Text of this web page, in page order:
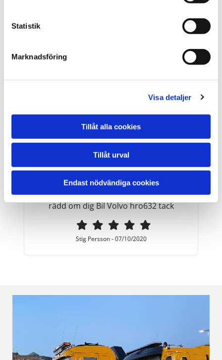
Statistik
Marknadsföring
Visa detaljer
Tillåt alla cookies
Tillåt urval
Endast nödvändiga cookies
Väghjälp med erfarenhet
Hej du som hjälpte mig o frugan vid
disponäntvillan timmervägen Göta vill
bara meddela att ditt sätt att möta oss
när du kom kan göra vem som helst på
bra humör hälsar Stig o Elisabeth din
arbetsgivare har all anledning att vara
rädd om dig Bil Volvo hro632 tack
Stig Persson-07/10/2020